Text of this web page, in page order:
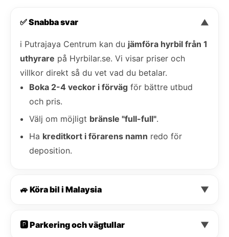
✅ Snabba svar ▼
i Putrajaya Centrum kan du jämföra hyrbil från 1
uthyrare på Hyrbilar.se. Vi visar priser och
villkor direkt så du vet vad du betalar.
Boka 2-4 veckor i förväg för bättre utbud
och pris.
Välj om möjligt bränsle "full-full".
Ha kreditkort i förarens namn redo för
deposition.
🚙 Köra bil i Malaysia ▼
🅿️ Parkering och vägtullar ▼